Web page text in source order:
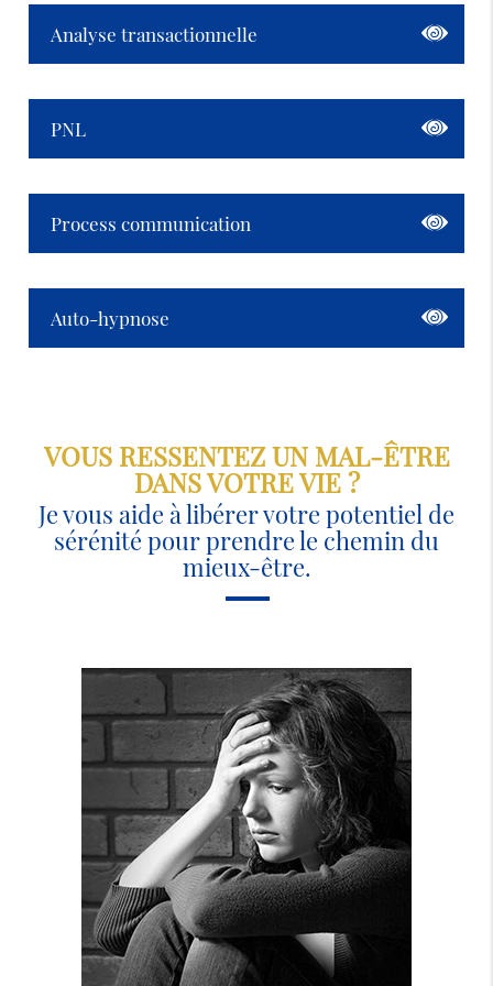
Analyse transactionnelle
PNL
Process communication
Auto-hypnose
VOUS RESSENTEZ UN MAL-ÊTRE
DANS VOTRE VIE ?
Je vous aide à libérer votre potentiel de
sérénité pour prendre le chemin du
mieux-être.